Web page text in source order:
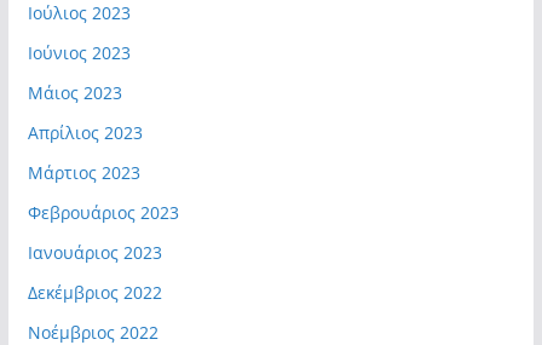
Ιούλιος 2023
Ιούνιος 2023
Μάιος 2023
Απρίλιος 2023
Μάρτιος 2023
Φεβρουάριος 2023
Ιανουάριος 2023
Δεκέμβριος 2022
Νοέμβριος 2022